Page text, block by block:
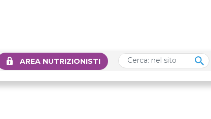
AREA NUTRIZIONISTI